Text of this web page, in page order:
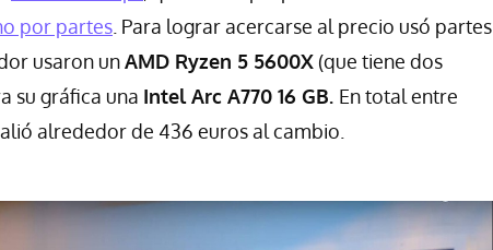
por partes . Para lograr acercarse al precio usó partes
usaron unAMD Ryzen 5 5600X (que tiene dos
su gráfica una Intel Arc A770 16 GB. En total entre
alrededor de 436 euros al cambio.